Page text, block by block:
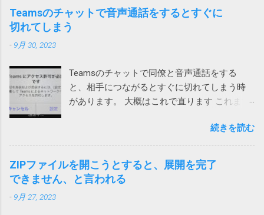
アップしてパフォーマンスを向上させましょ
う。 レジストリの問題は、パソコンの速度低
下、フリーズ、さらにはクラッシュの原因と
題の解決とパソコンのパフォーマンス向上に
役立ててください。 ノートンがこんな、レジ
ストリが壊れているからと不安をあおって、
セージを出してくるとは。 親曰く「レジスト
リが破損て驚いた」（原文ママ）。わけのわ
からん高齢者に無用なストレスを与えていま
す。 大体レジストリーとか言って、それの意
Teamsのチャットで音声通話をするとすぐに
切れてしまう
- 9月 30, 2023
Teamsのチャットで同僚と音声通話をする
と、相手につながるとすぐに切れてしまう時
があります。 大概はこれで直ります これまで
プリをアップデートする サインインし直す ア
プリを再インストール ローカルネットワーク
へのアクセス許可 今回は、上記対策を試して
も直らないiPhoneがありました。 通話する際
に一瞬チラッと次の画面が見えます。 そこ
続きを読む
ZIPファイルを開こうとすると、展開を完了
できません、と言われる
- 9月 27, 2023